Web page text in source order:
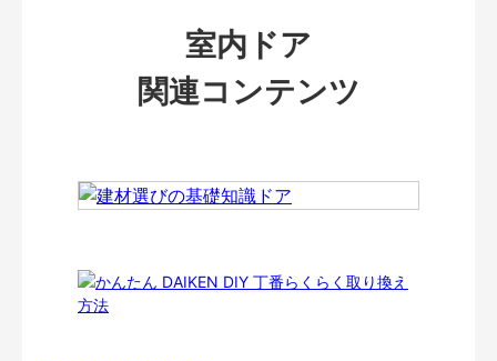
室内ドア
関連コンテンツ